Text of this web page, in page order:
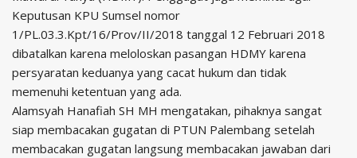
Keputusan KPU Sumsel nomor
1/PL.03.3.Kpt/16/Prov/II/2018 tanggal 12 Februari 2018
dibatalkan karena meloloskan pasangan HDMY karena
persyaratan keduanya yang cacat hukum dan tidak
memenuhi ketentuan yang ada.
Alamsyah Hanafiah SH MH mengatakan, pihaknya sangat
siap membacakan gugatan di PTUN Palembang setelah
membacakan gugatan langsung membacakan jawaban dari